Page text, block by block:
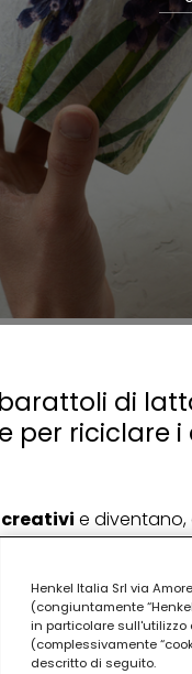
di
per riciclare
e diventano,
i
il tempo libero
dei ritagli di
Henkel Italia Srl via
(congiuntamente
in particolare sull'utilizzo
(complessivamente
descritto di seguito.